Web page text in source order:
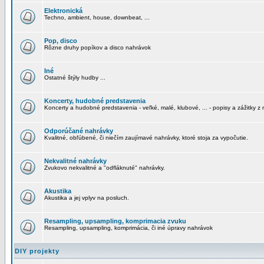
Elektronická
Techno, ambient, house, downbeat, ...
Pop, disco
Rôzne druhy popíkov a disco nahrávok
Iné
Ostatné štýly hudby ...
Koncerty, hudobné predstavenia
Koncerty a hudobné predstavenia - veľké, malé, klubové, ... - popisy a zážitky z
Odporúčané nahrávky
Kvalitné, obľúbené, či niečím zaujímavé nahrávky, ktoré stoja za vypočutie.
Nekvalitné nahrávky
Zvukovo nekvalitné a "odfláknuté" nahrávky.
Akustika
Akustika a jej vplyv na posluch.
Resampling, upsampling, komprimacia zvuku
Resampling, upsampling, komprimácia, či iné úpravy nahrávok
DIY projekty